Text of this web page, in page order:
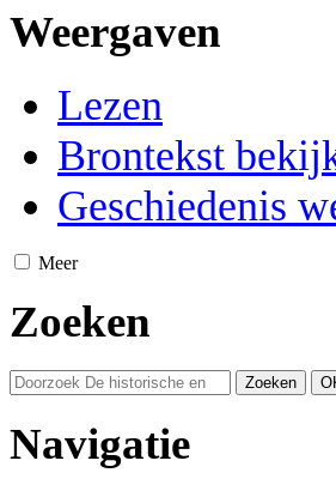
Weergaven
Lezen
Brontekst
Geschiedenis
Meer
Zoeken
Navigatie